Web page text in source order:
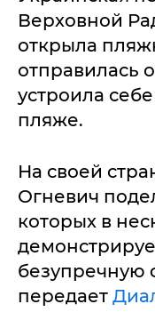
Верховной
открыла
отправилась
устроила
пляже.
На своей
Огневич
которых в
безупречную
передает